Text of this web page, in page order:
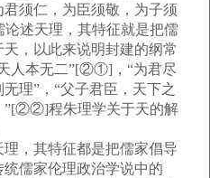
须仁，为臣须敬，为子须
述天理，其特征就是把儒
，以此来说明封建的纲常
人本无二”[②①]，“为君尽
理”，“父子君臣，天下之
”[②②]程朱理学关于天的解
，其特征都是把儒家倡导
儒家伦理政治学说中的